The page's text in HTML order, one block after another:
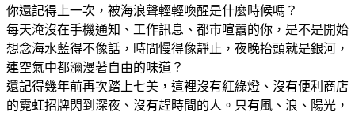
你還記得上一次，被海浪聲輕輕喚醒是什麼時候嗎？
每天淹沒在手機通知、工作訊息、都市喧囂的你，是不是開始
想念海水藍得不像話，時間慢得像靜止，夜晚抬頭就是銀河，
連空氣中都瀰漫著自由的味道？
還記得幾年前再次踏上七美，這裡沒有紅綠燈、沒有便利商店
的霓虹招牌閃到深夜、沒有趕時間的人。只有風、浪、陽光，